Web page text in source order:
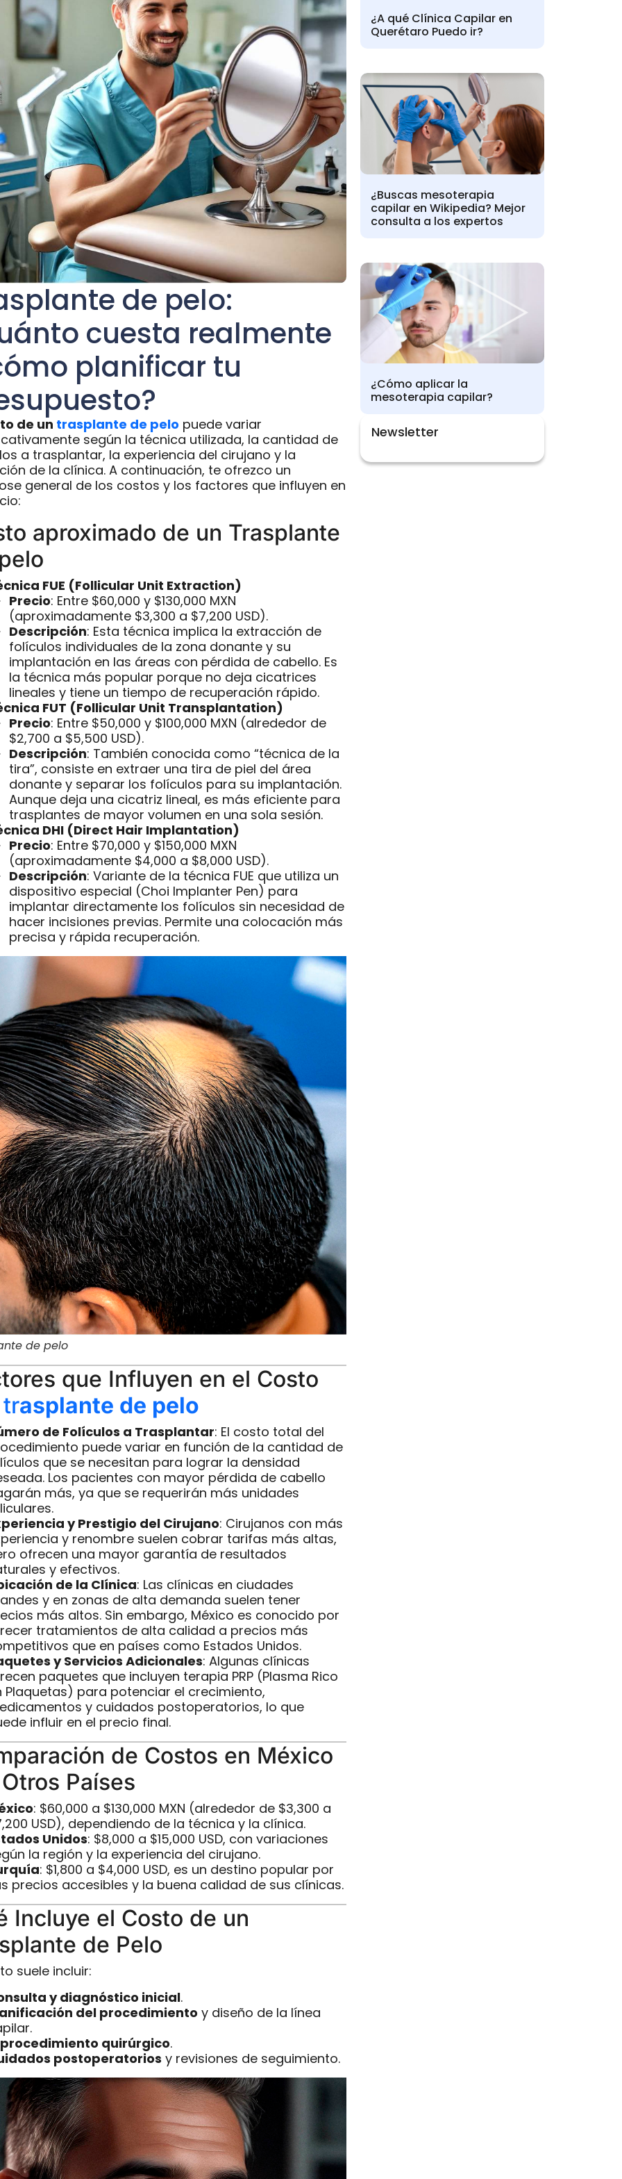
de pelo:
cuesta realmente
planificar tu
de un trasplante de pelo puede variar
según la técnica utilizada, la cantidad de
a trasplantar, la experiencia del cirujano y la
de la clínica. A continuación, te ofrezco un
general de los costos y los factores que influyen en
aproximado de un Trasplante
FUE (Follicular Unit Extraction)
Precio: Entre $60,000 y $130,000 MXN
(aproximadamente $3,300 a $7,200 USD).
Descripción: Esta técnica implica la extracción de
folículos individuales de la zona donante y su
implantación en las áreas con pérdida de cabello. Es
la técnica más popular porque no deja cicatrices
lineales y tiene un tiempo de recuperación rápido.
FUT (Follicular Unit Transplantation)
Precio: Entre $50,000 y $100,000 MXN (alrededor de
$2,700 a $5,500 USD).
Descripción: También conocida como “técnica de la
tira”, consiste en extraer una tira de piel del área
donante y separar los folículos para su implantación.
Aunque deja una cicatriz lineal, es más eficiente para
trasplantes de mayor volumen en una sola sesión.
DHI (Direct Hair Implantation)
Precio: Entre $70,000 y $150,000 MXN
(aproximadamente $4,000 a $8,000 USD).
Descripción: Variante de la técnica FUE que utiliza un
dispositivo especial (Choi Implanter Pen) para
implantar directamente los folículos sin necesidad de
hacer incisiones previas. Permite una colocación más
precisa y rápida recuperación.
de pelo
que Influyen en el Costo
trasplante de pelo
de Folículos a Trasplantar: El costo total del
puede variar en función de la cantidad de
que se necesitan para lograr la densidad
Los pacientes con mayor pérdida de cabello
más, ya que se requerirán más unidades
y Prestigio del Cirujano: Cirujanos con más
y renombre suelen cobrar tarifas más altas,
ofrecen una mayor garantía de resultados
y efectivos.
de la Clínica: Las clínicas en ciudades
y en zonas de alta demanda suelen tener
más altos. Sin embargo, México es conocido por
tratamientos de alta calidad a precios más
que en países como Estados Unidos.
y Servicios Adicionales: Algunas clínicas
paquetes que incluyen terapia PRP (Plasma Rico
Plaquetas) para potenciar el crecimiento,
y cuidados postoperatorios, lo que
influir en el precio final.
de Costos en México
Países
: $60,000 a $130,000 MXN (alrededor de $3,300 a
USD), dependiendo de la técnica y la clínica.
Unidos: $8,000 a $15,000 USD, con variaciones
la región y la experiencia del cirujano.
: $1,800 a $4,000 USD, es un destino popular por
precios accesibles y la buena calidad de sus clínicas.
Incluye el Costo de un
de Pelo
suele incluir:
y diagnóstico inicial.
del procedimiento y diseño de la línea
procedimiento quirúrgico.
postoperatorios y revisiones de seguimiento.
¿A qué Clínica Capilar en
Querétaro Puedo ir?
¿Buscas mesoterapia
capilar en Wikipedia? Mejor
consulta a los expertos
¿Cómo aplicar la
mesoterapia capilar?
Newsletter